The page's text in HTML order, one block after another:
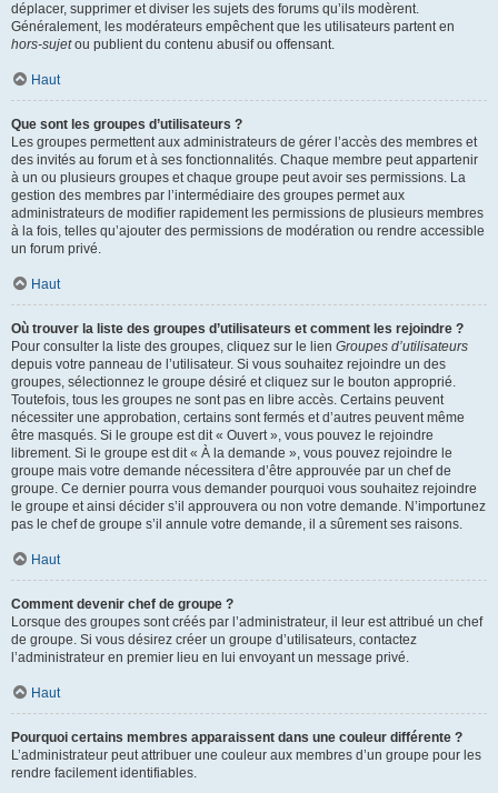
déplacer, supprimer et diviser les sujets des forums qu’ils modèrent.
Généralement, les modérateurs empêchent que les utilisateurs partent en
hors-sujetou publient du contenu abusif ou offensant.
Haut
Que sont les groupes d’utilisateurs ?
Les groupes permettent aux administrateurs de gérer l’accès des membres et
des invités au forum et à ses fonctionnalités. Chaque membre peut appartenir
à un ou plusieurs groupes et chaque groupe peut avoir ses permissions. La
gestion des membres par l’intermédiaire des groupes permet aux
administrateurs de modifier rapidement les permissions de plusieurs membres
à la fois, telles qu’ajouter des permissions de modération ou rendre accessible
un forum privé.
Haut
Où trouver la liste des groupes d’utilisateurs et comment les rejoindre ?
Pour consulter la liste des groupes, cliquez sur le lien Groupes d’utilisateurs
depuis votre panneau de l’utilisateur. Si vous souhaitez rejoindre un des
groupes, sélectionnez le groupe désiré et cliquez sur le bouton approprié.
Toutefois, tous les groupes ne sont pas en libre accès. Certains peuvent
nécessiter une approbation, certains sont fermés et d’autres peuvent même
être masqués. Si le groupe est dit « Ouvert », vous pouvez le rejoindre
librement. Si le groupe est dit « À la demande », vous pouvez rejoindre le
groupe mais votre demande nécessitera d’être approuvée par un chef de
groupe. Ce dernier pourra vous demander pourquoi vous souhaitez rejoindre
le groupe et ainsi décider s’il approuvera ou non votre demande. N’importunez
pas le chef de groupe s’il annule votre demande, il a sûrement ses raisons.
Haut
Comment devenir chef de groupe ?
Lorsque des groupes sont créés par l’administrateur, il leur est attribué un chef
de groupe. Si vous désirez créer un groupe d’utilisateurs, contactez
l’administrateur en premier lieu en lui envoyant un message privé.
Haut
Pourquoi certains membres apparaissent dans une couleur différente ?
L’administrateur peut attribuer une couleur aux membres d’un groupe pour les
rendre facilement identifiables.